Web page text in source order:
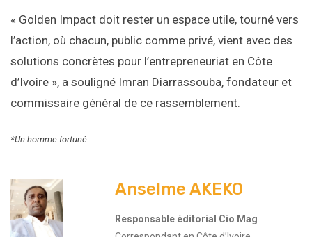
« Golden Impact doit rester un espace utile, tourné vers
l’action, où chacun, public comme privé, vient avec des
solutions concrètes pour l’entrepreneuriat en Côte
d’Ivoire », a souligné Imran Diarrassouba, fondateur et
commissaire général de ce rassemblement.
*Un homme fortuné
Anselme AKEKO
Responsable éditorial Cio Mag